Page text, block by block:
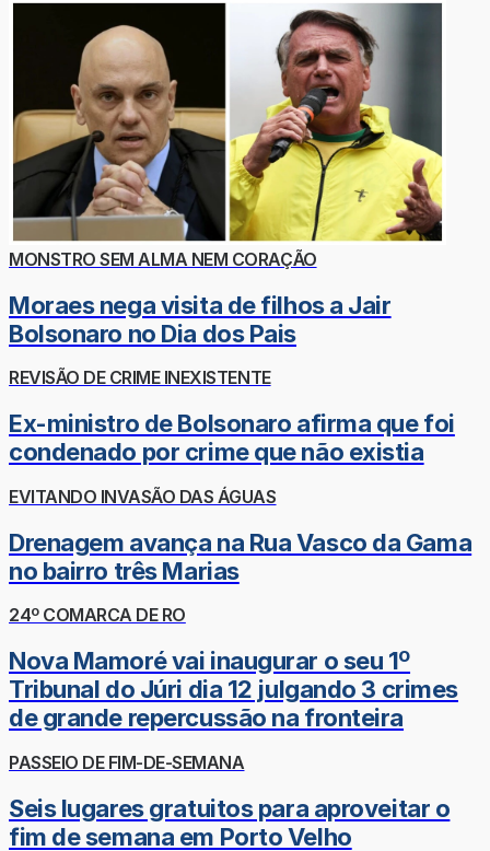
MONSTRO SEM ALMA NEM CORAÇÃO
Moraes nega visita de filhos a Jair
Bolsonaro no Dia dos Pais
REVISÃO DE CRIME INEXISTENTE
Ex-ministro de Bolsonaro afirma que foi
condenado por crime que não existia
EVITANDO INVASÃO DAS ÁGUAS
Drenagem avança na Rua Vasco da Gama
no bairro três Marias
24º COMARCA DE RO
Nova Mamoré vai inaugurar o seu 1º
Tribunal do Júri dia 12 julgando 3 crimes
de grande repercussão na fronteira
PASSEIO DE FIM-DE-SEMANA
Seis lugares gratuitos para aproveitar o
fim de semana em Porto Velho